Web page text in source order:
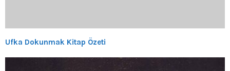
Ufka Dokunmak Kitap Özeti